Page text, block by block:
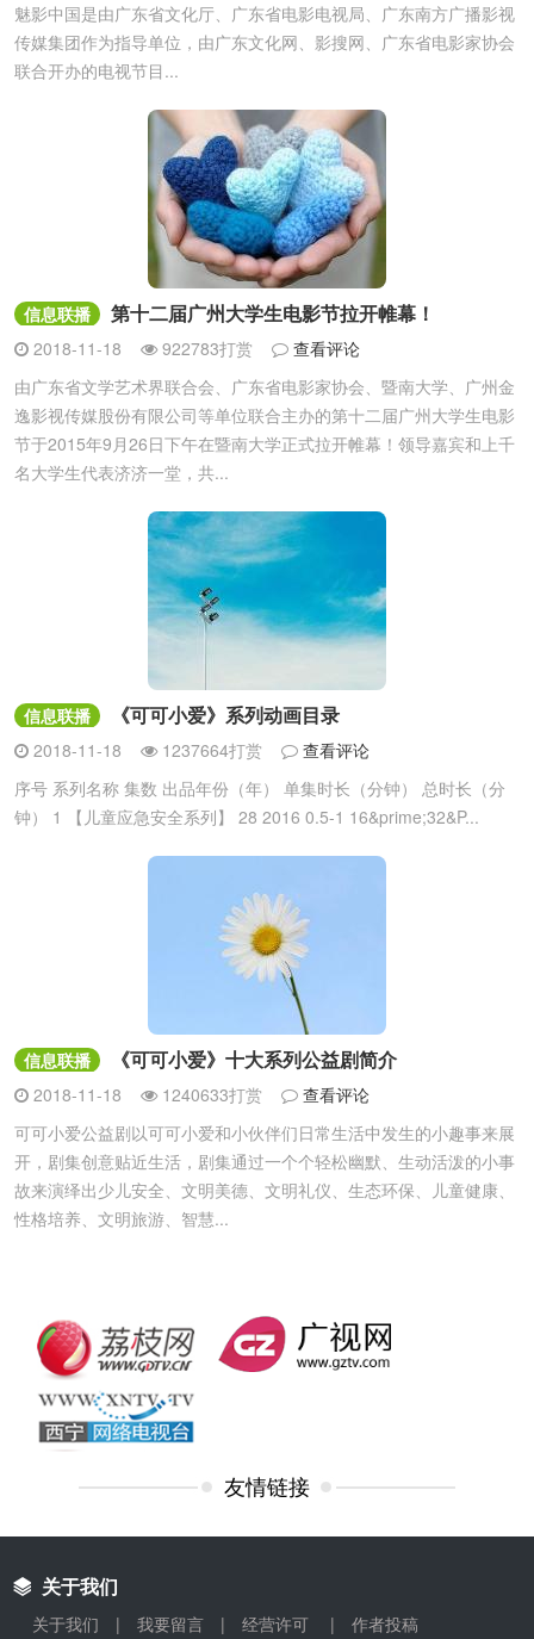
魅影中国是由广东省文化厅、广东省电影电视局、广东南方广播影视
传媒集团作为指导单位，由广东文化网、影搜网、广东省电影家协会
联合开办的电视节目...
信息联播 第十二届广州大学生电影节拉开帷幕！
2018-11-18 922783打赏
查看评论
由广东省文学艺术界联合会、广东省电影家协会、暨南大学、广州金
逸影视传媒股份有限公司等单位联合主办的第十二届广州大学生电影
节于2015年9月26日下午在暨南大学正式拉开帷幕！领导嘉宾和上千
名大学生代表济济一堂，共...
信息联播 《可可小爱》系列动画目录
2018-11-18 1237664打赏
查看评论
序号 系列名称 集数 出品年份（年） 单集时长（分钟） 总时长（分
钟） 1 【儿童应急安全系列】 28 2016 0.5-1 16&prime;32&P...
信息联播 《可可小爱》十大系列公益剧简介
2018-11-18 1240633打赏
查看评论
可可小爱公益剧以可可小爱和小伙伴们日常生活中发生的小趣事来展
开，剧集创意贴近生活，剧集通过一个个轻松幽默、生动活泼的小事
故来演绎出少儿安全、文明美德、文明礼仪、生态环保、儿童健康、
性格培养、文明旅游、智慧...
友情链接
关于我们
关于我们 | 我要留言 | 经营许可 | 作者投稿